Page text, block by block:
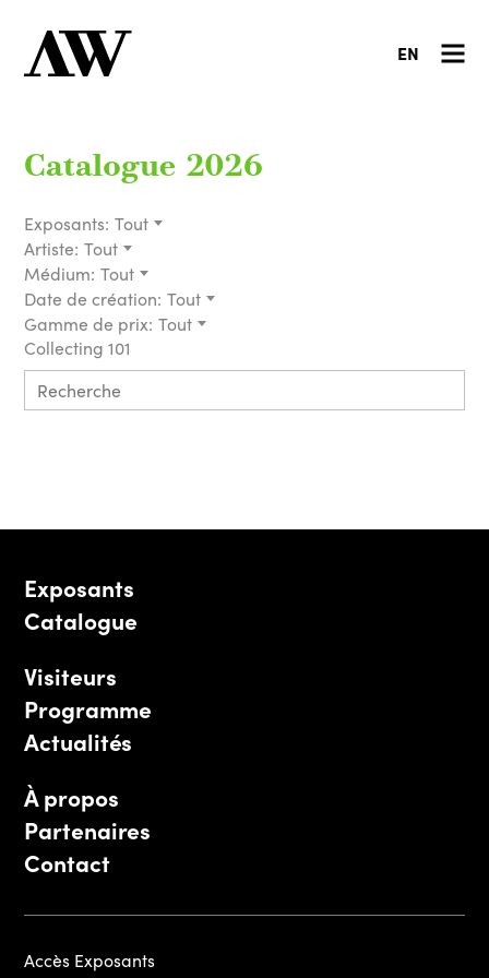
EN
Catalogue 2026
Exposants: Tout
Artiste: Tout
Médium: Tout
Date de création: Tout
Gamme de prix: Tout
Collecting 101
Exposants
Catalogue
Visiteurs
Programme
Actualités
À propos
Partenaires
Contact
Accès Exposants